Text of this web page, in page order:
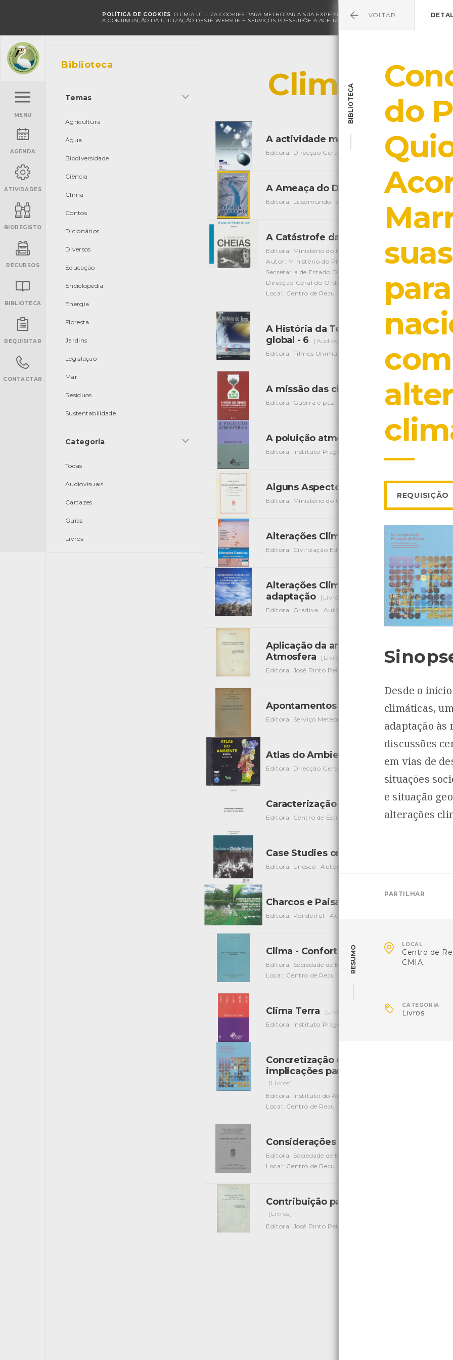
POLÍTICA DE COOKIES. O CMIA UTILIZA COOKIES PARA MELHORAR A SUA EXPERIÊNCIA DE NAVEGAÇÃO E PARA FINS
A CONTINUAÇÃO DA UTILIZAÇÃO DESTE WEBSITE E SERVIÇOS PRESSUPÕE A ACEITAÇÃO DA UTILIZAÇÃO DE COOKIES.
MENU
AGENDA
ATIVIDADES
BIOREGISTO
RECURSOS
BIBLIOTECA
REQUISITAR
CONTACTAR
Biblioteca
Temas
Agricultura
Água
Biodiversidade
Ciência
Clima
Contos
Dicionários
Diversos
Educação
Enciclopédia
Energia
Floresta
Jardins
Legislação
Mar
Resíduos
Sustentabilidade
Categoria
Todas
Audiovisuais
Cartazes
Guias
Livros
Clima
A actividade mineira em Portugal
Editora: Direcção Geral de Energia e Geologia
Autor: EDM
A Ameaça do Degelo
[Audiovisuais]
Editora: Lusomundo
Autor: National Geographic
A Catástrofe das Cheias
Editora: Ministério do Planeamento e da Administração do
Autor: Ministério do Plano e da Administração do
Secretaria de Estado Da Adsministração Local e
Direcção Geral do Ordenamento do Território
Local: Centro de Recursos do CMIA
A História da Terra - O passado e o
global - 6
[Audiovisuais]
Editora: Filmes Unimundo
Autor: BBC Local: Centro de
A missão das cidades no combate às
Editora: Guerra e paz
Autor: Jorge Cristiano Local:
A poluição atmosférica
[Livros]
Editora: Instituto Piaget
Alguns Aspectos do Problema da
Editora: Ministério do Ultramar
Autor: H. Duarte Fonseca
Alterações Climáticas
[Livros]
Editora: Civilização Editora
Autor: Robert Henson
Alterações Climáticas em Portugal:
adaptação
[Livros]
Editora: Gradiva
Autor: F.D. Santos e P. Miranda Local:
Aplicação da análise espectral ao
Atmosfera
[Livros]
Editora: José Pinto Peixoto
Apontamentos para uso dos
Editora: Serviço Meteorológico Nacional
Atlas do Ambiente digital
[Audiovisuais]
Editora: Direcção Geral do Ambiente
Caracterização Climatológica do
Editora: Centro de Estudos Reginais de Viana do Castelo
Case Studies on Climate Change
Editora: Unesco
Autor: Augustin Colette
Charcos e Paisagens de Charcos como
Editora: Ponderful
Autor: Jeremy Biggs
Clima - Conforto Humano - Habitação
Editora: Sociedade de Estudos da Provincia de Moçambique
Local: Centro de Recursos do CMIA
Clima Terra
[Livros]
Editora: Instituto Piaget
Concretização do Protocolo de Quioto
implicações para a estratégia nacional
[Livros]
Editora: Instituto do Ambiente
Local: Centro de Recursos do CMIA
Considerações gerais sobre sismologia
Editora: Sociedade de Estudos da Provincia de Moçambique
Local: Centro de Recursos do CMIA
Contribuição para o estudo da
[Livros]
Editora: José Pinto Peixoto
VOLTAR
BIBLIOTECA
do
REQUISIÇÃO
Desde o
climáticas,
adaptação às
discussões
em vias de
situações
e situação
alterações
PARTILHAR
RESUMO  LOCAL
Centro de
CMIA
 CATEGORIA
Livros